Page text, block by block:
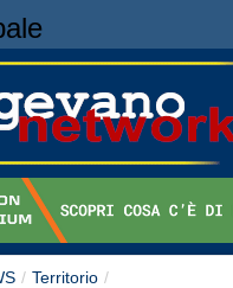
/ Territorio /